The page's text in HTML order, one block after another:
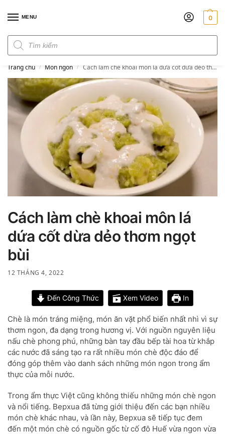
MENU 0
Trang chủ / Món ngon / Cách làm chè khoai môn lá dứa cốt dừa dẻo thơm ngọt bùi
Cách làm chè khoai môn lá
dứa cốt dừa dẻo thơm ngọt
bùi
12 THÁNG 4, 2022
Đến Công Thức Xem Video In
Chè là món tráng miệng, món ăn vặt phổ biến nhất nhì vì sự
thơm ngon, đa dạng trong hương vị. Với nguồn nguyên liệu
nấu chè phong phú, những bàn tay đầu bếp tài hoa từ khắp
các nước đã sáng tạo ra rất nhiều món chè độc đáo để
đóng góp thêm vào danh sách những món ngon trong ẩm
thực của mỗi nước.
Trong ẩm thực Việt cũng không thiếu những món chè ngon
và nổi tiếng. Bepxua đã từng giới thiệu đến các bạn nhiều
món chè khác nhau, và lần này, Bepxua sẽ tiếp tục đem
đến một món chè có nguồn gốc từ cố đô Huế vừa ngon vừa